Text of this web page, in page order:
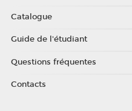
Catalogue
Guide de l'étudiant
Questions fréquentes
Contacts